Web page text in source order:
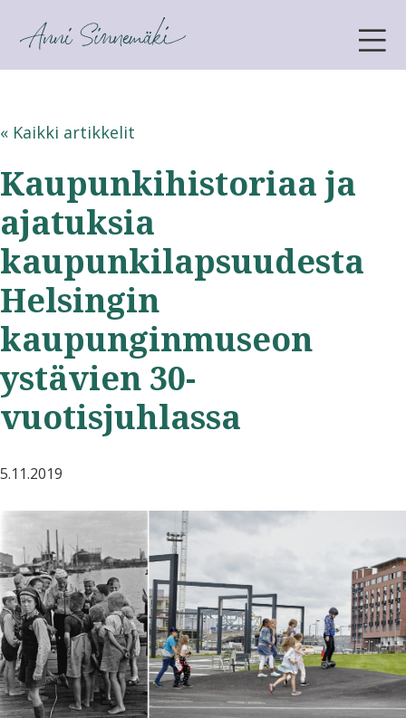
ANNI SINNEMÄKI
« Kaikki artikkelit
Kaupunkihistoriaa ja
ajatuksia
kaupunkilapsuudesta
Helsingin
kaupunginmuseon
ystävien 30-
vuotisjuhlassa
5.11.2019